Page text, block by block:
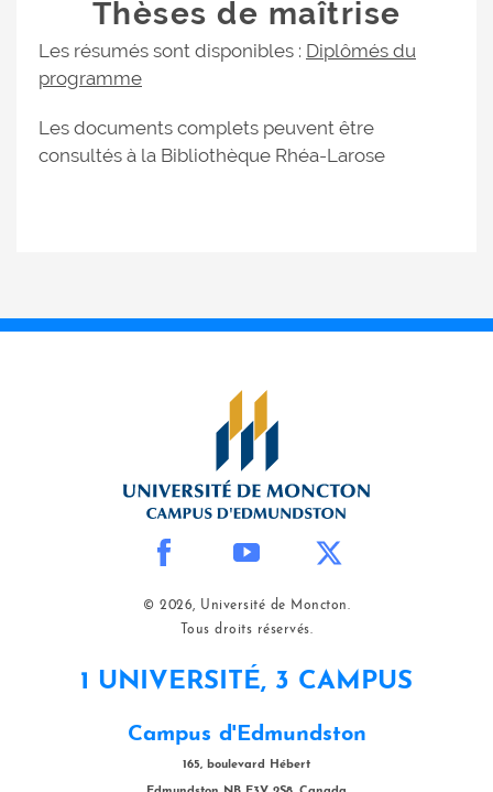
Thèses de maîtrise
Les résumés sont disponibles : Diplômés du
programme
Les documents complets peuvent être
consultés à la Bibliothèque Rhéa-Larose
© 2026, Université de Moncton.
Tous droits réservés.
1 UNIVERSITÉ, 3 CAMPUS
Campus d'Edmundston
165, boulevard Hébert